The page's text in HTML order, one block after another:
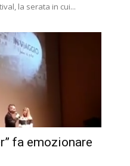
la serata in cui...
fa emozionare